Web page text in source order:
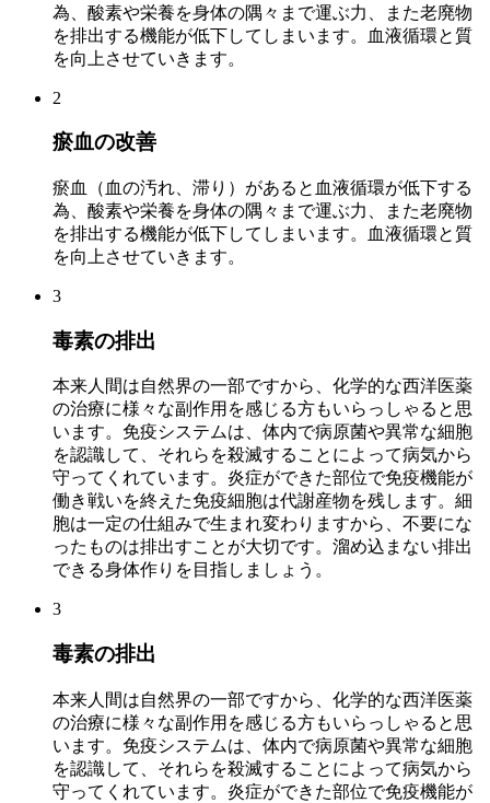
為、酸素や栄養を身体の隅々まで運ぶ力、また老廃物
を排出する機能が低下してしまいます。血液循環と質
を向上させていきます。
2
瘀血の改善
瘀血（血の汚れ、滞り）があると血液循環が低下する
為、酸素や栄養を身体の隅々まで運ぶ力、また老廃物
を排出する機能が低下してしまいます。血液循環と質
を向上させていきます。
3
毒素の排出
本来人間は自然界の一部ですから、化学的な西洋医薬
の治療に様々な副作用を感じる方もいらっしゃると思
います。免疫システムは、体内で病原菌や異常な細胞
を認識して、それらを殺滅することによって病気から
守ってくれています。炎症ができた部位で免疫機能が
働き戦いを終えた免疫細胞は代謝産物を残します。細
胞は一定の仕組みで生まれ変わりますから、不要にな
ったものは排出すことが大切です。溜め込まない排出
できる身体作りを目指しましょう。
3
毒素の排出
本来人間は自然界の一部ですから、化学的な西洋医薬
の治療に様々な副作用を感じる方もいらっしゃると思
います。免疫システムは、体内で病原菌や異常な細胞
を認識して、それらを殺滅することによって病気から
守ってくれています。炎症ができた部位で免疫機能が